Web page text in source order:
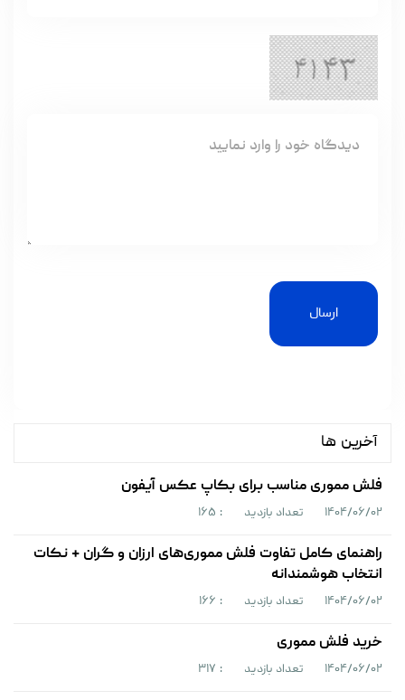
ارسال
آخرین ها
فلش مموری مناسب برای بکاپ عکس آیفون
۱۴۰۴/۰۶/۰۲ تعداد بازدید : ۱۶۵
راهنمای کامل تفاوت فلش مموری‌های ارزان و گران + نکات
انتخاب هوشمندانه
۱۴۰۴/۰۶/۰۲ تعداد بازدید : ۱۶۶
خرید فلش مموری
۱۴۰۴/۰۶/۰۲ تعداد بازدید : ۳۱۷